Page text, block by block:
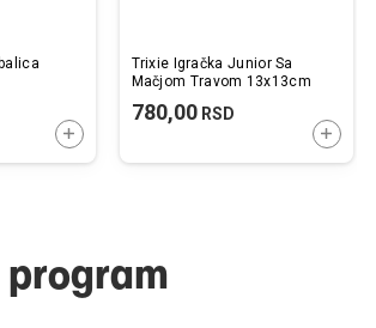
DODAJTE U KORPU
Trixie Igračka Junior Sa
Mačjom Travom 13x13cm
780,00RSD